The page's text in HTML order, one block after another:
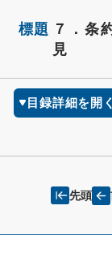
標題 ７．条
見
目録詳細を開く
先頭